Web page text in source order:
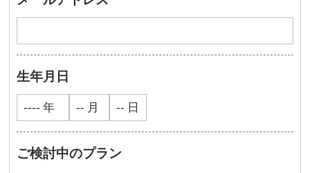
生年月日
ご検討中のプラン